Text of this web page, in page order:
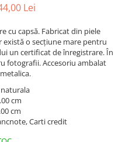
Lei
cu capsă. Fabricat din piele
o secțiune mare pentru
un certificat de înregistrare. În
fotografii. Accesoriu ambalat
naturala
cm
cm
Carti credit